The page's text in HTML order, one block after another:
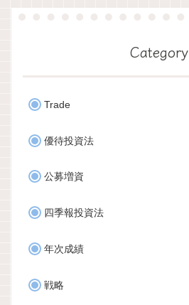
Category
Trade
優待投資法
公募増資
四季報投資法
年次成績
戦略